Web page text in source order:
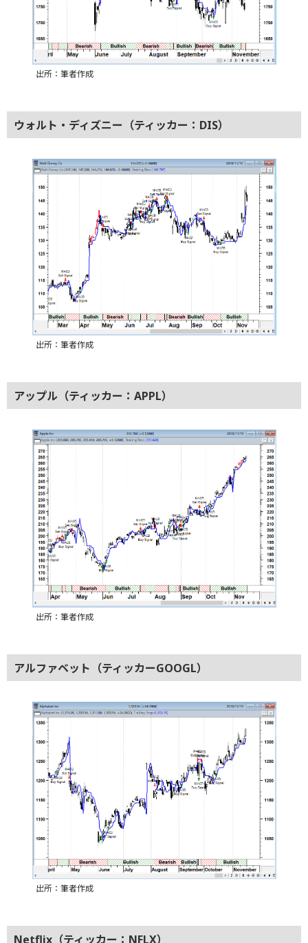
出所：筆者作成
ウォルト・ディズニー（ティッカー：DIS）
出所：筆者作成
アップル（ティッカー：APPL）
出所：筆者作成
アルファベット（ティッカーGOOGL）
出所：筆者作成
Netflix（ティッカー：NFLX）